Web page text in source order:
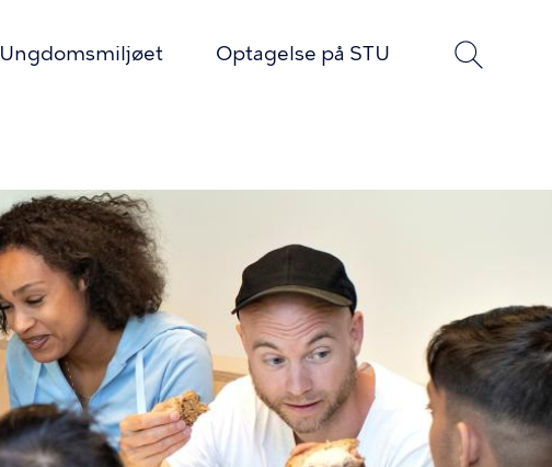
Ungdomsmiljøet Optagelse på STU